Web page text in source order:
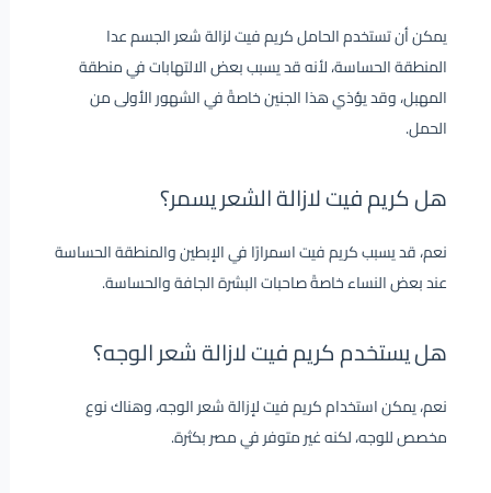
يمكن أن تستخدم الحامل كريم فيت لزالة شعر الجسم عدا
المنطقة الحساسة، لأنه قد يسبب بعض الالتهابات في منطقة
المهبل، وقد يؤذي هذا الجنين خاصةً في الشهور الأولى من
الحمل.
هل كريم فيت لازالة الشعر يسمر؟
نعم، قد يسبب كريم فيت اسمرارًا في الإبطين والمنطقة الحساسة
عند بعض النساء خاصةً صاحبات البشرة الجافة والحساسة.
هل يستخدم كريم فيت لازالة شعر الوجه؟
نعم، يمكن استخدام كريم فيت لإزالة شعر الوجه، وهناك نوع
مخصص للوجه، لكنه غير متوفر في مصر بكثرة.